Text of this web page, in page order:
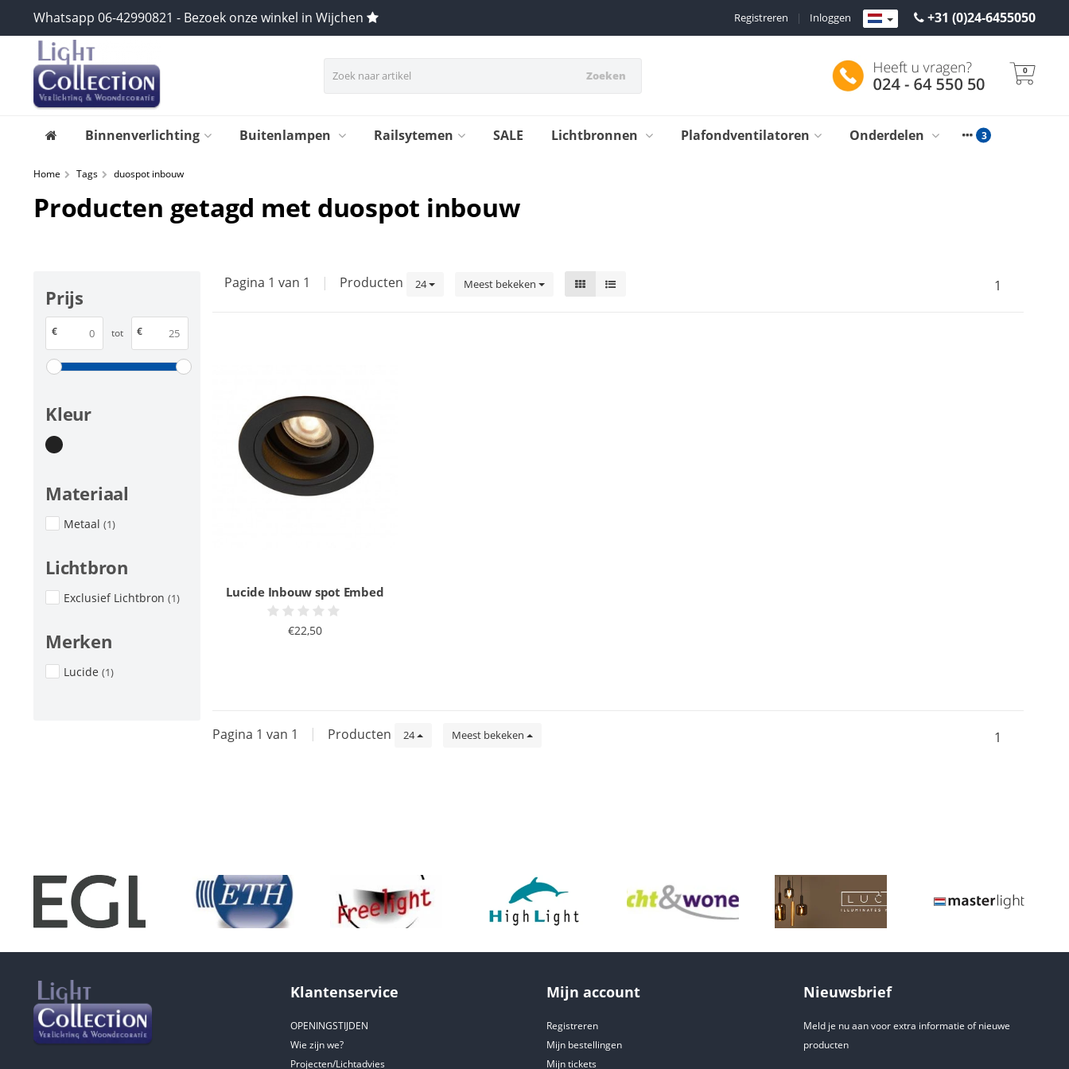
Whatsapp 06-42990821 - Bezoek onze winkel in Wijchen +31 (0)24-6455050
Inloggen
|
Registreren
Zoeken 0
Binnenverlichting Buitenlampen Railsytemen SALE Lichtbronnen Plafondventilatoren Onderdelen
Home Tags duospot inbouw
Producten getagd met duospot inbouw
Prijs
€ tot €
Kleur
Materiaal
Metaal (1)
Lichtbron
Exclusief Lichtbron (1)
Merken
Lucide (1)
Pagina 1 van 1 | Producten 24 Meest bekeken 1
Lucide Inbouw spot Embed
€22,50
Pagina 1 van 1 | Producten 24 Meest bekeken 1
Klantenservice
OPENINGSTIJDEN
Wie zijn we?
Projecten/Lichtadvies
Mijn account
Registreren
Mijn bestellingen
Mijn tickets
Nieuwsbrief
Meld je nu aan voor extra informatie of nieuwe
producten